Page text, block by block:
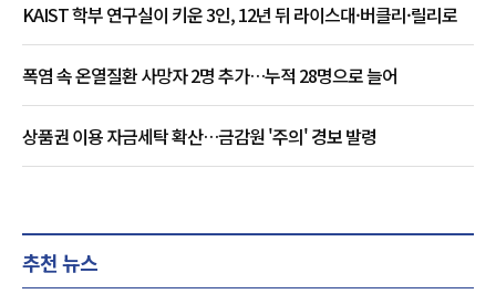
KAIST 학부 연구실이 키운 3인, 12년 뒤 라이스대·버클리·릴리로
폭염 속 온열질환 사망자 2명 추가…누적 28명으로 늘어
상품권 이용 자금세탁 확산…금감원 '주의' 경보 발령
추천 뉴스